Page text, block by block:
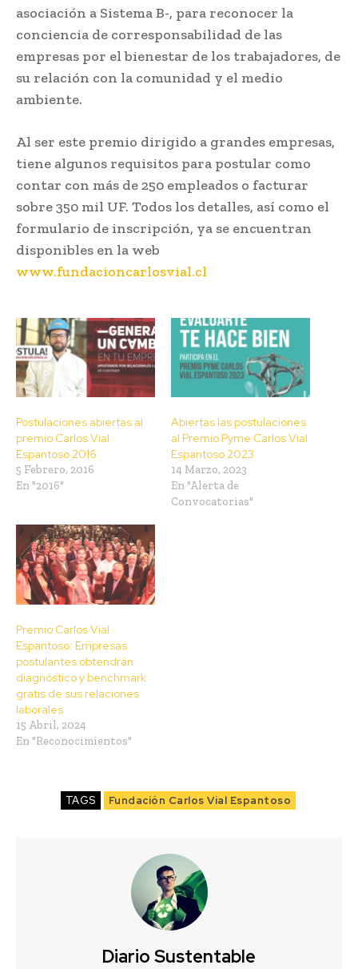
asociación a Sistema B-, para reconocer la
conciencia de corresponsabilidad de las
empresas por el bienestar de los trabajadores, de
su relación con la comunidad y el medio
ambiente.
Al ser este premio dirigido a grandes empresas,
tiene algunos requisitos para postular como
contar con más de 250 empleados o facturar
sobre 350 mil UF. Todos los detalles, así como el
formulario de inscripción, ya se encuentran
disponibles en la web
www.fundacioncarlosvial.cl
Postulaciones abiertas al
premio Carlos Vial
Espantoso 2016
5 Febrero, 2016
En "2016"
Abiertas las postulaciones
al Premio Pyme Carlos Vial
Espantoso 2023
14 Marzo, 2023
En "Alerta de
Convocatorias"
Premio Carlos Vial
Espantoso: Empresas
postulantes obtendrán
diagnóstico y benchmark
gratis de sus relaciones
laborales
15 Abril, 2024
En "Reconocimientos"
TAGS Fundación Carlos Vial Espantoso
Diario Sustentable